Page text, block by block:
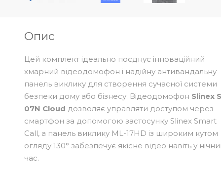
Опис
Цей комплект ідеально поєднує інноваційний
хмарний відеодомофон і надійну антивандальну
панель виклику для створення сучасної системи
безпеки дому або бізнесу. Відеодомофон Slinex
07N Cloud дозволяє управляти доступом через
смартфон за допомогою застосунку Slinex Smart
Call, а панель виклику ML-17HD із широким кутом
огляду 130° забезпечує якісне відео навіть у
час.